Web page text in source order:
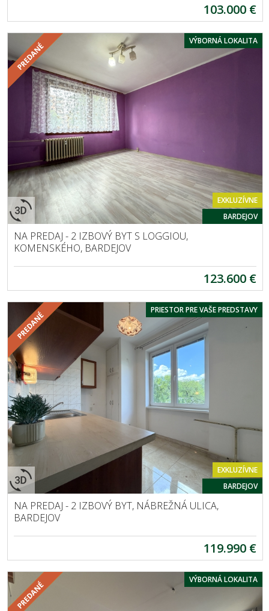
103.000 €
VÝBORNÁ LOKALITA
EXKLUZÍVNE
BARDEJOV
NA PREDAJ - 2 IZBOVÝ BYT S LOGGIOU,
KOMENSKÉHO, BARDEJOV
123.600 €
PRIESTOR PRE VAŠE PREDSTAVY
EXKLUZÍVNE
BARDEJOV
NA PREDAJ - 2 IZBOVÝ BYT, NÁBREŽNÁ ULICA,
BARDEJOV
119.990 €
VÝBORNÁ LOKALITA